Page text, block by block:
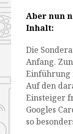
Aber nun
Inhalt:
Die
Anfang.
Einführung
Auf den
Einsteiger
Googles
so